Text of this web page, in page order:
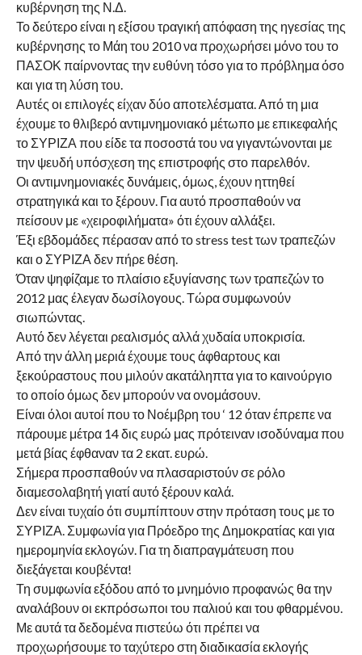
κυβέρνηση της Ν.Δ.
Το δεύτερο είναι η εξίσου τραγική απόφαση της ηγεσίας της
κυβέρνησης το Μάη του 2010 να προχωρήσει μόνο του το
ΠΑΣΟΚ παίρνοντας την ευθύνη τόσο για το πρόβλημα όσο
και για τη λύση του.
Αυτές οι επιλογές είχαν δύο αποτελέσματα. Από τη μια
έχουμε το θλιβερό αντιμνημονιακό μέτωπο με επικεφαλής
το ΣΥΡΙΖΑ που είδε τα ποσοστά του να γιγαντώνονται με
την ψευδή υπόσχεση της επιστροφής στο παρελθόν.
Οι αντιμνημονιακές δυνάμεις, όμως, έχουν ηττηθεί
στρατηγικά και το ξέρουν. Για αυτό προσπαθούν να
πείσουν με «χειροφιλήματα» ότι έχουν αλλάξει.
Έξι εβδομάδες πέρασαν από το stress test των τραπεζών
και ο ΣΥΡΙΖΑ δεν πήρε θέση.
Όταν ψηφίζαμε το πλαίσιο εξυγίανσης των τραπεζών το
2012 μας έλεγαν δωσίλογους. Τώρα συμφωνούν
σιωπώντας.
Αυτό δεν λέγεται ρεαλισμός αλλά χυδαία υποκρισία.
Από την άλλη μεριά έχουμε τους άφθαρτους και
ξεκούραστους που μιλούν ακατάληπτα για το καινούργιο
το οποίο όμως δεν μπορούν να ονομάσουν.
Είναι όλοι αυτοί που το Νοέμβρη του ‘ 12 όταν έπρεπε να
πάρουμε μέτρα 14 δις ευρώ μας πρότειναν ισοδύναμα που
μετά βίας έφθαναν τα 2 εκατ. ευρώ.
Σήμερα προσπαθούν να πλασαριστούν σε ρόλο
διαμεσολαβητή γιατί αυτό ξέρουν καλά.
Δεν είναι τυχαίο ότι συμπίπτουν στην πρόταση τους με το
ΣΥΡΙΖΑ. Συμφωνία για Πρόεδρο της Δημοκρατίας και για
ημερομηνία εκλογών. Για τη διαπραγμάτευση που
διεξάγεται κουβέντα!
Τη συμφωνία εξόδου από το μνημόνιο προφανώς θα την
αναλάβουν οι εκπρόσωποι του παλιού και του φθαρμένου.
Με αυτά τα δεδομένα πιστεύω ότι πρέπει να
προχωρήσουμε το ταχύτερο στη διαδικασία εκλογής